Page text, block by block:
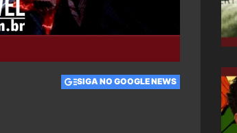
SIGA NO GOOGLE NEWS